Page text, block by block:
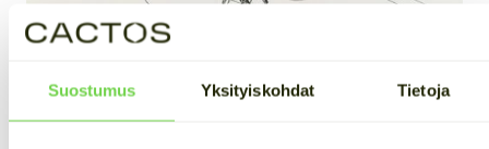
Suostumus Yksityiskohdat Tietoja